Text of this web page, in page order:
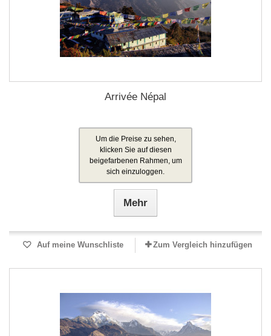
Arrivée Népal
Um die Preise zu sehen,
klicken Sie auf diesen
beigefarbenen Rahmen, um
sich einzuloggen.
Mehr
Auf meine Wunschliste Zum Vergleich hinzufügen